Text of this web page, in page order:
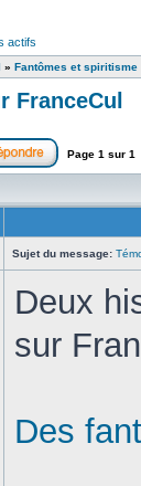
actifs
» Fantômes et spiritisme
FranceCul
Page 1 sur 1
Sujet du message:
Deux
sur
Des